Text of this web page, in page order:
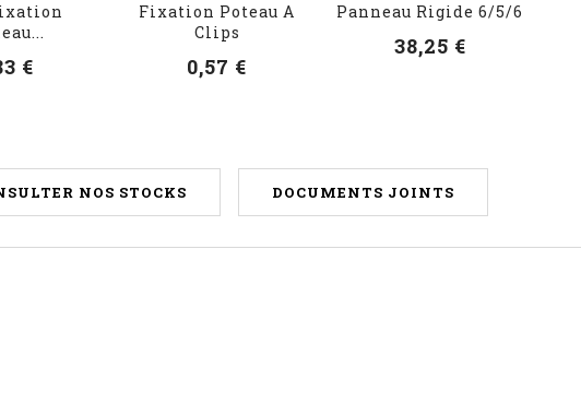
€
Fixation Poteau A
Clips
0,57 €
Panneau Rigide 6/5/6
38,25 €
NOS STOCKS DOCUMENTS JOINTS